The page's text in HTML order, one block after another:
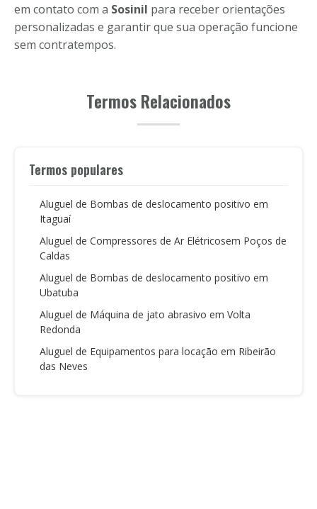
em contato com a Sosinil para receber orientações
personalizadas e garantir que sua operação funcione
sem contratempos.
Termos Relacionados
Termos populares
Aluguel de Bombas de deslocamento positivo em
Itaguaí
Aluguel de Compressores de Ar Elétricosem Poços de
Caldas
Aluguel de Bombas de deslocamento positivo em
Ubatuba
Aluguel de Máquina de jato abrasivo em Volta
Redonda
Aluguel de Equipamentos para locação em Ribeirão
das Neves